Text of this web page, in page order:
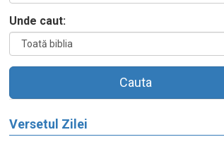
Unde caut:
Cauta
Versetul Zilei